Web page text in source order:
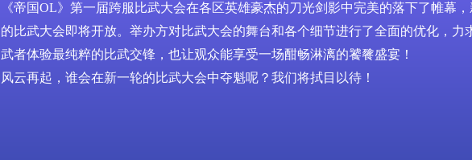
《帝国OL》第一届跨服 比武大会在各区英雄豪杰的刀光剑影中完美的落下了帷幕，
的比武大会即将开放。举办方对比武大会的舞台和各个细节进行了全面的优化，力
武者体验最纯粹的比武交锋，也让观众能享受一场酣畅淋漓的饕餮盛宴！
风云再起，谁会在新一轮的比武大会中夺魁呢？我们将拭目以待！